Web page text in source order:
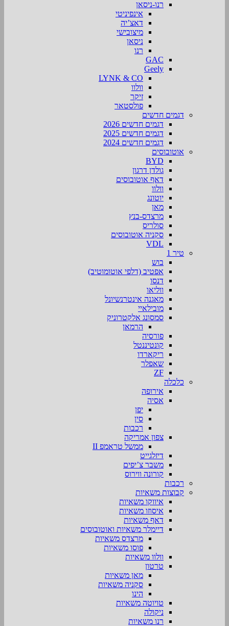
רנו-ניסאן
אינפיניטי
דאצ’יה
מיצובישי
ניסאן
רנו
GAC
Geely
LYNK & CO
וולוו
זיקר
פולסטאר
דגמים חדשים
דגמים חדשים 2026
דגמים חדשים 2025
דגמים חדשים 2024
אוטובוסים
BYD
גולדן דרגון
דאף אוטובוסים
וולוו
יוטונג
מאן
מרצדס-בנץ
סולריס
סקניה אוטובוסים
VDL
טיר 1
בוש
אפטיב (דלפי אוטומוטיב)
דנסו
ווליאו
מאגנה אינטרנשיונל
מובילאיי
סמסונג אלקטרוניק
הרמאן
פורסיה
קונטיננטל
ריקארדו
שאפלר
ZF
כלכלה
אירופה
אסיה
יפן
סין
רכבות
צפון אמריקה
ממשל טראמפ II
דיזלגייט
משבר צ’יפים
קורונה ווירוס
רכבות
קבוצות משאיות
איווקו משאיות
איסוזו משאיות
דאף משאיות
דיימלר משאיות ואוטובוסים
מרצדס משאיות
פוסו משאיות
וולוו משאיות
טרטון
מאן משאיות
סקניה משאיות
הינו
טויוטה משאיות
ניקולה
רנו משאיות